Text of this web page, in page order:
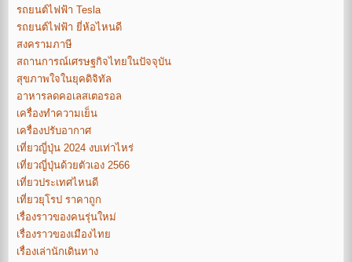
รถยนต์ไฟฟ้า Tesla
รถยนต์ไฟฟ้า ยี่ห้อไหนดี
สงครามภาษี
สถานการณ์เศรษฐกิจไทยในปัจจุบัน
สุขภาพใจในยุคดิจิทัล
อาหารลดคอเลสเตอรอล
เครื่องทำความเย็น
เครื่องปรับอากาศ
เที่ยวญี่ปุ่น 2024 งบเท่าไหร่
เที่ยวญี่ปุ่นด้วยตัวเอง 2566
เที่ยวประเทศไหนดี
เที่ยวยุโรป ราคาถูก
เรื่องราวของคนรุ่นใหม่
เรื่องราวของเมืองไทย
เรื่องเล่านักเดินทาง